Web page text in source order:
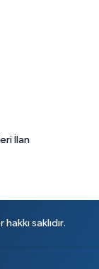
İlan
saklıdır.